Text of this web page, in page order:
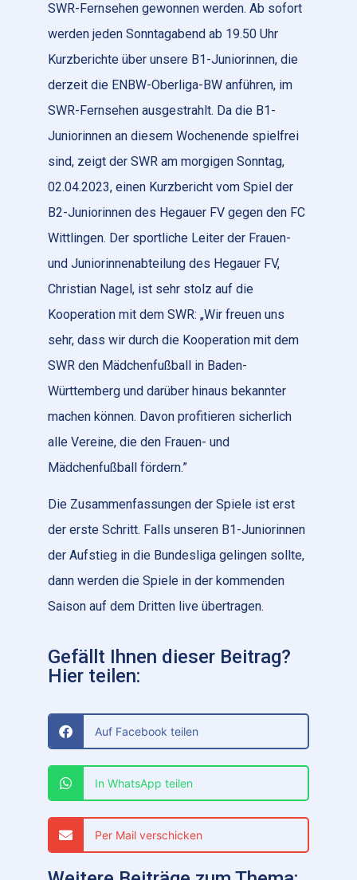
SWR-Fernsehen gewonnen werden. Ab sofort
werden jeden Sonntagabend ab 19.50 Uhr
Kurzberichte über unsere B1-Juniorinnen, die
derzeit die ENBW-Oberliga-BW anführen, im
SWR-Fernsehen ausgestrahlt. Da die B1-
Juniorinnen an diesem Wochenende spielfrei
sind, zeigt der SWR am morgigen Sonntag,
02.04.2023, einen Kurzbericht vom Spiel der
B2-Juniorinnen des Hegauer FV gegen den FC
Wittlingen. Der sportliche Leiter der Frauen-
und Juniorinnenabteilung des Hegauer FV,
Christian Nagel, ist sehr stolz auf die
Kooperation mit dem SWR: „Wir freuen uns
sehr, dass wir durch die Kooperation mit dem
SWR den Mädchenfußball in Baden-
Württemberg und darüber hinaus bekannter
machen können. Davon profitieren sicherlich
alle Vereine, die den Frauen- und
Mädchenfußball fördern.”
Die Zusammenfassungen der Spiele ist erst
der erste Schritt. Falls unseren B1-Juniorinnen
der Aufstieg in die Bundesliga gelingen sollte,
dann werden die Spiele in der kommenden
Saison auf dem Dritten live übertragen.
Gefällt Ihnen dieser Beitrag?
Hier teilen:
Auf Facebook teilen
In WhatsApp teilen
Per Mail verschicken